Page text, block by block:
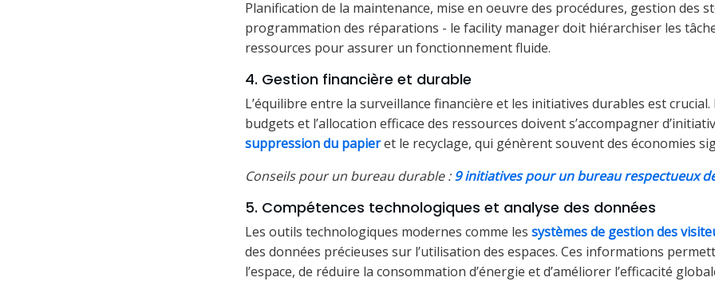
Planification de la maintenance, mise en oeuvre des procédures, gestion des
programmation des réparations - le facility manager doit hiérarchiser les
ressources pour assurer un fonctionnement fluide.
4. Gestion financière et durable
L’équilibre entre la surveillance financière et les initiatives durables est
budgets et l’allocation efficace des ressources doivent s’accompagner
suppression du papieret le recyclage, qui génèrent souvent des économies
Conseils pour un bureau durable :9 initiatives pour un bureau respectueux
5. Compétences technologiques et analyse des données
Les outils technologiques modernes comme les systèmes de gestion des
des données précieuses sur l’utilisation des espaces. Ces informations
l’espace, de réduire la consommation d’énergie et d’améliorer l’efficacité